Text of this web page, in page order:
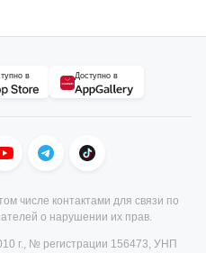
в Доступно в
числе контактами для связи по
о нарушении их прав.
г., № регистрации 156473, УНП